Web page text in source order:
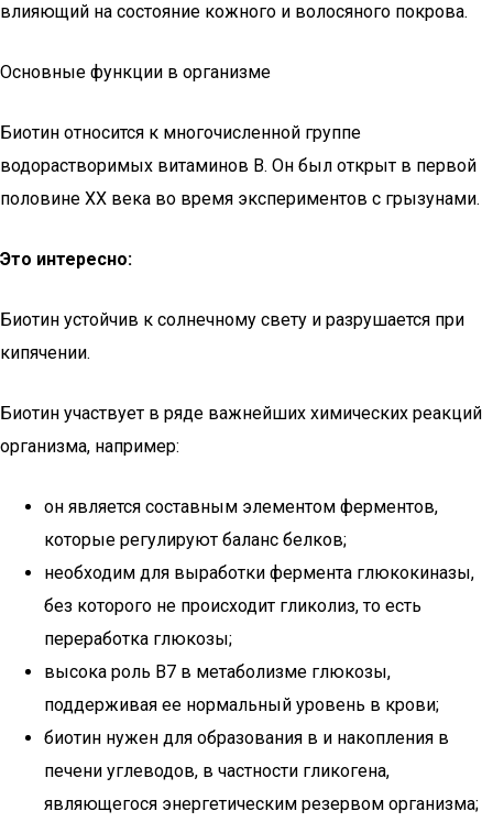
влияющий на состояние кожного и волосяного покрова.
Основные функции в организме
Биотин относится к многочисленной группе
водорастворимых витаминов B. Он был открыт в первой
половине XX века во время экспериментов с грызунами.
Это интересно:
Биотин устойчив к солнечному свету и разрушается при
кипячении.
Биотин участвует в ряде важнейших химических реакций
организма, например:
он является составным элементом ферментов,
которые регулируют баланс белков;
необходим для выработки фермента глюкокиназы,
без которого не происходит гликолиз, то есть
переработка глюкозы;
высока роль B7 в метаболизме глюкозы,
поддерживая ее нормальный уровень в крови;
биотин нужен для образования в и накопления в
печени углеводов, в частности гликогена,
являющегося энергетическим резервом организма;